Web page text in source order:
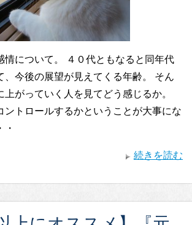
情について。 ４０代ともなると同年代
、今後の展望が見えてくる年齢。 そん
上がっていく人を見てどう感じるか。
ントロールするかということが大事にな
・
続きを読む